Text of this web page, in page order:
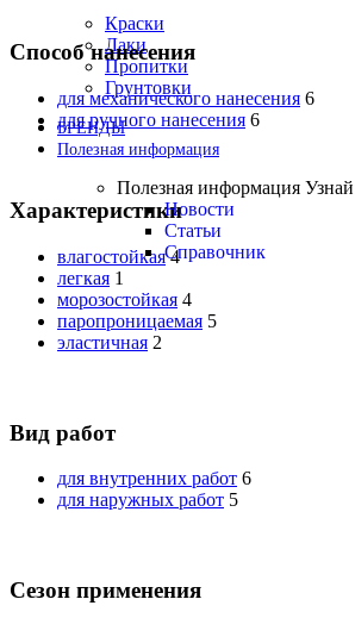
Краски
Лаки
Пропитки
Грунтовки
БРЕНДЫ
Полезная информация
Полезная информация
Новости
Статьи
Справочник
Способ нанесения
для механического нанесения 6
для ручного нанесения 6
Характеристики
влагостойкая 4
легкая 1
морозостойкая 4
паропроницаемая 5
эластичная 2
Вид работ
для внутренних работ 6
для наружных работ 5
Сезон применения